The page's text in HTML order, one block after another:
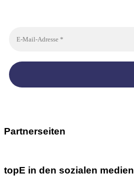
Partnerseiten
topE in den sozialen medien